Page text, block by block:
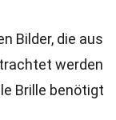
Bilder, die aus
werden
Brille benötigt